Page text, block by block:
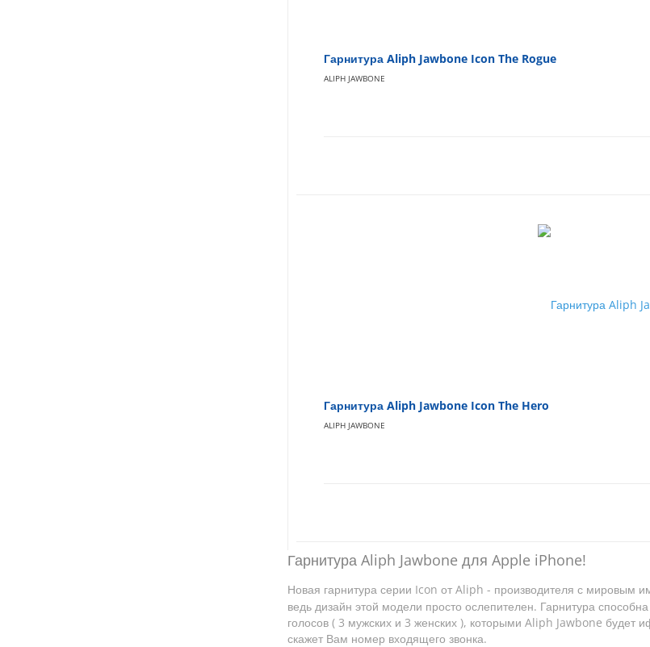
Гарнитура Aliph Jawbone Icon The Rogue
ALIPH JAWBONE
Гарнитура Aliph Jawbone Icon The Hero
ALIPH JAWBONE
Гарнитура Aliph Jawbone для Apple iPhone!
Новая гарнитура серии Icon от Aliph - производителя с
ведь дизайн этой модели просто ослепителен. Гарнитура
голосов ( 3 мужских и 3 женских ), которыми Aliph Jawbone будет
скажет Вам номер входящего звонка.